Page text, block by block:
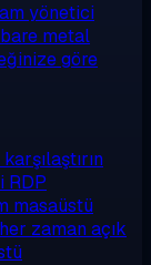
yönetici
bare metal
göre
RDP
masaüstü
zaman açık